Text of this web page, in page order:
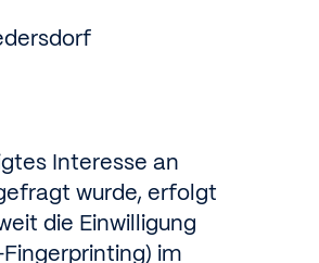
Interesse an
wurde, erfolgt
die Einwilligung
im